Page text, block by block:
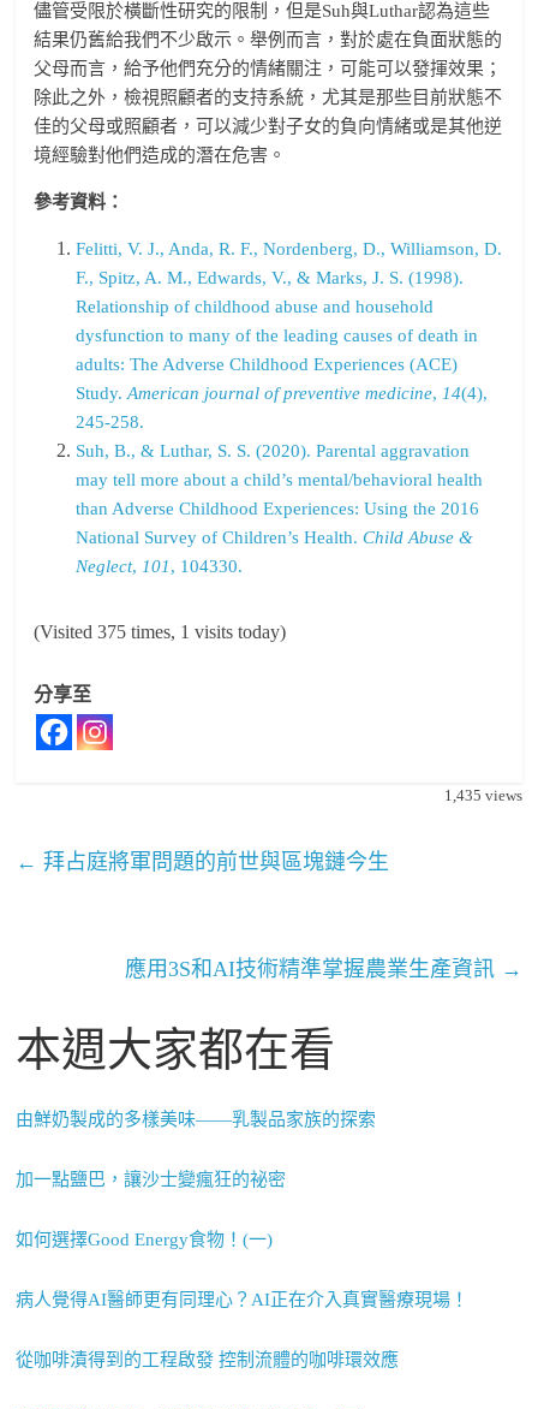
儘管受限於橫斷性研究的限制，但是Suh與Luthar認為這些
結果仍舊給我們不少啟示。舉例而言，對於處在負面狀態的
父母而言，給予他們充分的情緒關注，可能可以發揮效果；
除此之外，檢視照顧者的支持系統，尤其是那些目前狀態不
佳的父母或照顧者，可以減少對子女的負向情緒或是其他逆
境經驗對他們造成的潛在危害。
參考資料：
Felitti, V. J., Anda, R. F., Nordenberg, D., Williamson, D.
F., Spitz, A. M., Edwards, V., & Marks, J. S. (1998).
Relationship of childhood abuse and household
dysfunction to many of the leading causes of death in
adults: The Adverse Childhood Experiences (ACE)
Study.American journal of preventive medicine,14(4),
245-258.
Suh, B., & Luthar, S. S. (2020). Parental aggravation
may tell more about a child’s mental/behavioral health
than Adverse Childhood Experiences: Using the 2016
National Survey of Children’s Health.Child Abuse &
Neglect,101, 104330.
(Visited 375 times, 1 visits today)
分享至
1,435 views
← 拜占庭將軍問題的前世與區塊鏈今生
應用3S和AI技術精準掌握農業生產資訊 →
本週大家都在看
由鮮奶製成的多樣美味——乳製品家族的探索
加一點鹽巴，讓沙士變瘋狂的祕密
如何選擇Good Energy食物！(一)
病人覺得AI醫師更有同理心？AI正在介入真實醫療現場！
從咖啡漬得到的工程啟發 控制流體的咖啡環效應